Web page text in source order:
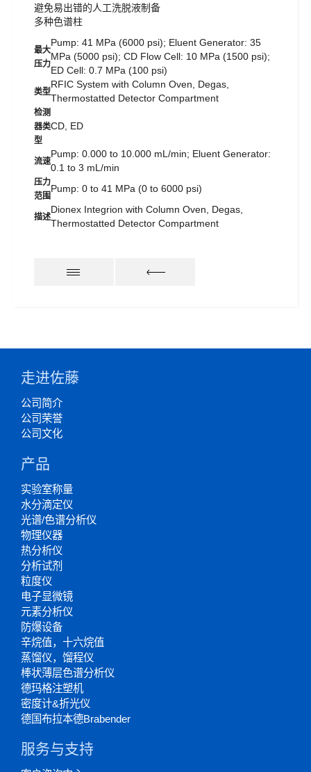
避免易出错的人工洗脱液制备
多种色谱柱
最大
压力
Pump: 41 MPa (6000 psi); Eluent Generator: 35
MPa (5000 psi); CD Flow Cell: 10 MPa (1500 psi);
ED Cell: 0.7 MPa (100 psi)
类型
RFIC System with Column Oven, Degas,
Thermostatted Detector Compartment
检测
器类
型
CD, ED
流速
Pump: 0.000 to 10.000 mL/min; Eluent Generator:
0.1 to 3 mL/min
压力
范围
Pump: 0 to 41 MPa (0 to 6000 psi)
描述
Dionex Integrion with Column Oven, Degas,
Thermostatted Detector Compartment
走进佐藤
公司简介
公司荣誉
公司文化
产品
实验室称量
水分滴定仪
光谱/色谱分析仪
物理仪器
热分析仪
分析试剂
粒度仪
电子显微镜
元素分析仪
防爆设备
辛烷值，十六烷值
蒸馏仪，馏程仪
棒状薄层色谱分析仪
德玛格注塑机
密度计&折光仪
德国布拉本德Brabender
服务与支持